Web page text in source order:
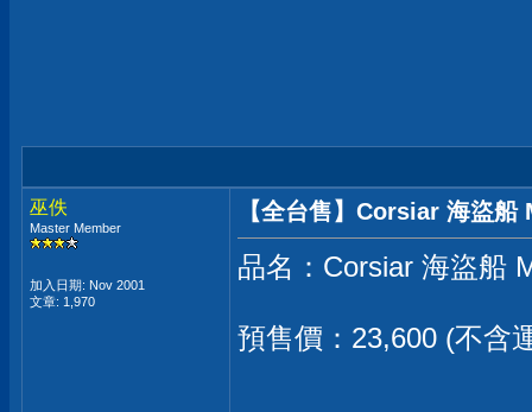
巫佚
Master Member
加入日期: Nov 2001
文章: 1,970
【全台售】Corsiar 海盜
品名：Corsiar 海盜船
預售價：23,600 (不含